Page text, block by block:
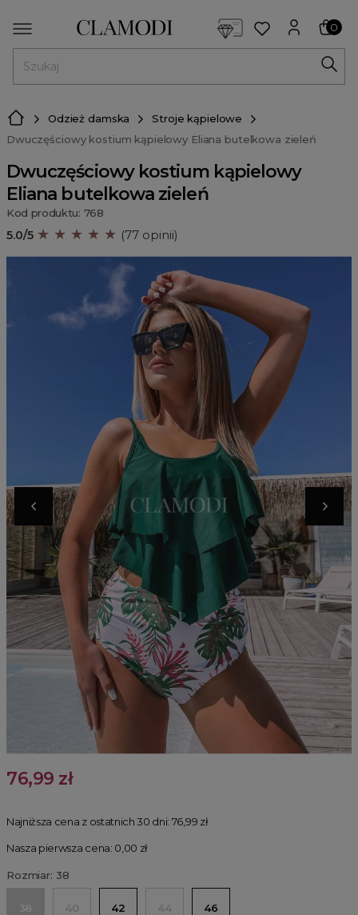
0
Odzież damska
Stroje kąpielowe
Dwuczęściowy kostium kąpielowy Eliana butelkowa zieleń
Dwuczęściowy kostium kąpielowy
Eliana butelkowa zieleń
Kod produktu: 768
5.0/5 ★ ★ ★ ★ ★ (77 opinii)
76,99 zł
Najniższa cena z ostatnich 30 dni: 76,99 zł
Nasza pierwsza cena: 0,00 zł
Rozmiar: 38
38 40 42 44 46